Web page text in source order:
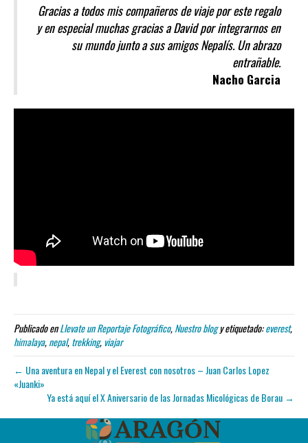
Gracias a todos mis compañeros de viaje por este regalo
y en especial muchas gracias a David por integrarnos en
su mundo junto a sus amigos Nepalís. Un abrazo
entrañable.
Nacho Garcia
Publicado enLlevate un Reportaje Fotográfico,Nuestro blogy etiquetado:everest,
himalaya,nepal,trekking,viajar
← Una aventura en Nepal y el Everest con nosotros – Juan Carlos Lopez
«Juanki»
Ya está aquí el X Aniversario de las Jornadas Micológicas de Borau →